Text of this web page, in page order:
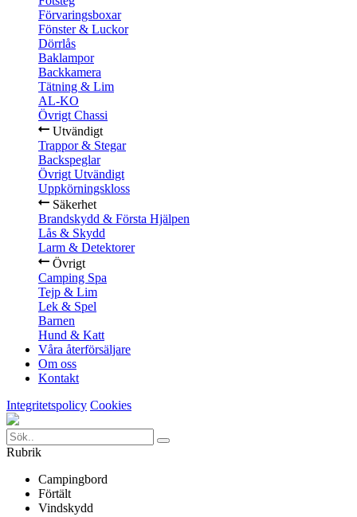
Förvaringsboxar
Fönster & Luckor
Dörrlås
Baklampor
Backkamera
Tätning & Lim
AL-KO
Övrigt Chassi
Utvändigt
Trappor & Stegar
Backspeglar
Övrigt Utvändigt
Uppkörningskloss
Säkerhet
Brandskydd & Första Hjälpen
Lås & Skydd
Larm & Detektorer
Övrigt
Camping Spa
Tejp & Lim
Lek & Spel
Barnen
Hund & Katt
Våra återförsäljare
Om oss
Kontakt
Integritetspolicy Cookies
Rubrik
Campingbord
Förtält
Vindskydd